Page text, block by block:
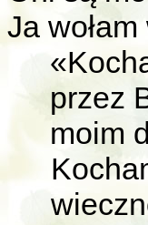
Ja
przez
moim